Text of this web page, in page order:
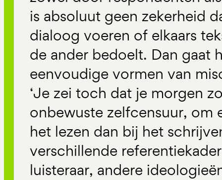
is absoluut geen zekerheid
dialoog voeren of elkaars
de ander bedoelt. Dan gaat
eenvoudige vormen van
‘Je zei toch dat je morgen
onbewuste zelfcensuur, om
het lezen dan bij het
verschillende
luisteraar, andere